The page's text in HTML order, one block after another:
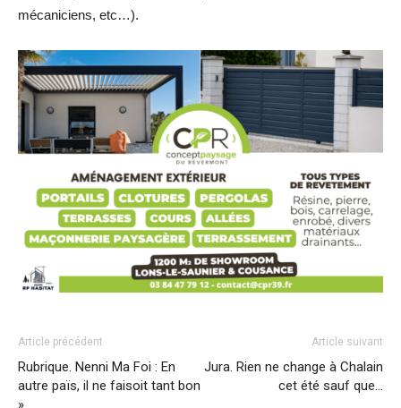
mécaniciens, etc…).
Article précédent
Rubrique. Nenni Ma Foi : En
autre païs, il ne faisoit tant bon
Article suivant
Jura. Rien ne change à Chalain
cet été sauf que…